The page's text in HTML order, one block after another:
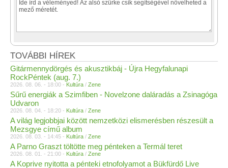
TOVÁBBI HÍREK
Gitármennydörgés és akusztikbáj - Újra Hegyfalunapi
RockPéntek (aug. 7.)
2026. 08. 06. - 18:00 - Kultúra / Zene
Sűrű energiák a Szimfiben - Novelzone daláradás a Zsinagóga
Udvaron
2026. 08. 04. - 18:20 - Kultúra / Zene
A világ legjobbjai között nemzetközi elismerésben részesült a
Mezsgye című album
2026. 08. 03. - 14:45 - Kultúra / Zene
A Parno Graszt töltötte meg pénteken a Termál teret
2026. 08. 01. - 21:00 - Kultúra / Zene
A Koprive nyitotta a pénteki etnofolyamot a Bükfürdő Live